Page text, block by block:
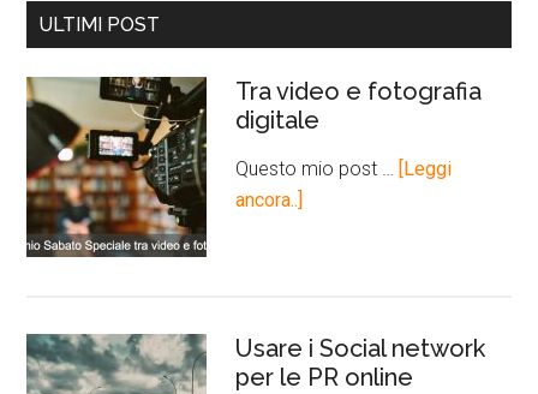
ULTIMI POST
Tra video e fotografia
digitale
Questo mio post …
[Leggi
ancora..]
Usare i Social network
per le PR online